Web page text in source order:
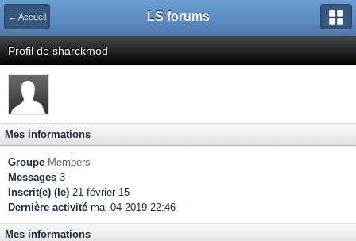
← Accueil LS forums
Profil de sharckmod
Mes informations
Groupe Members
Messages 3
Inscrit(e) (le) 21-février 15
Dernière activité mai 04 2019 22:46
Mes informations